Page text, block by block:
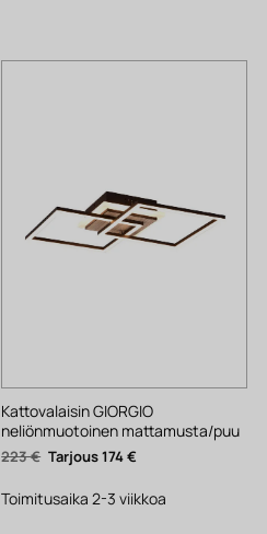
Kattovalaisin GIORGIO
neliönmuotoinen mattamusta/puu
223€ Alkuperäinen
hinta
223 €.
174€
174 €.
Toimitusaika 2-3 viikkoa